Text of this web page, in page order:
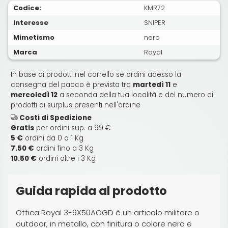
Codice:
KMR72
Interesse
SNIPER
Mimetismo
nero
Marca
Royal
In base ai prodotti nel carrello se ordini adesso la
consegna del pacco è prevista tra martedì 11 e
mercoledì 12 a seconda della tua località e del numero di
prodotti di surplus presenti nell'ordine
Costi di Spedizione
Gratis per ordini sup. a 99 €
5 € ordini da 0 a 1 Kg
7.50 € ordini fino a 3 Kg
10.50 € ordini oltre i 3 Kg
Guida rapida al prodotto
Ottica Royal 3-9X50AOGD è un articolo militare o
outdoor, in metallo, con finitura o colore nero e